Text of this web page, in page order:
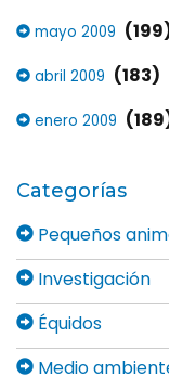
mayo 2009
abril 2009 (183)
enero 2009
Categorías
Pequeños
Investigación
Équidos
Medio